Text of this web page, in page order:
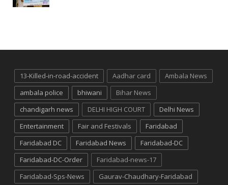
13-Killed-in-road-accident Aadhar card
Ambala News
ambala police
bhiwani
Bihar News
chandigarh news
DELHI HIGH COURT
Delhi News
Entertainment
Fair and Festivals
Faridabad
Faridabad DC
Faridabad News
Faridabad-DC
Faridabad-DC-Order
Faridabad-news-17
Faridabad-Sps-News
Gaurav-Chaudhary-Faridabad